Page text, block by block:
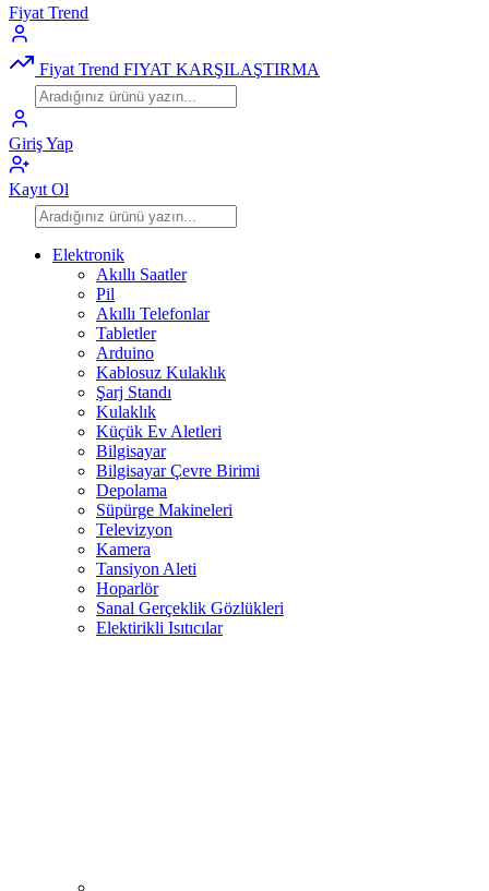
Fiyat Trend
Fiyat Trend FIYAT KARŞILAŞTIRMA
Giriş Yap
Kayıt Ol
Elektronik
Akıllı Saatler
Pil
Akıllı Telefonlar
Tabletler
Arduino
Kablosuz Kulaklık
Şarj Standı
Kulaklık
Küçük Ev Aletleri
Bilgisayar
Bilgisayar Çevre Birimi
Depolama
Süpürge Makineleri
Televizyon
Kamera
Tansiyon Aleti
Hoparlör
Sanal Gerçeklik Gözlükleri
Elektirikli Isıtıcılar